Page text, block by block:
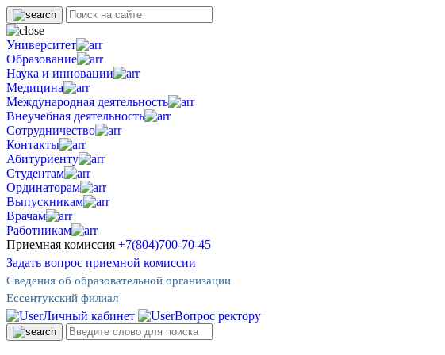
Университет
Образование
Наука и инновации
Медицина
Международная деятельность
Внеучебная деятельность
Сотрудничество
Контакты
Абитуриенту
Студентам
Ординаторам
Выпускникам
Врачам
Работникам
Приемная комиссия +7(804)700-70-45
Задать вопрос приемной комиссии
Сведения об образовательной организации
Ессентукский филиал
Личный кабинет Вопрос ректору